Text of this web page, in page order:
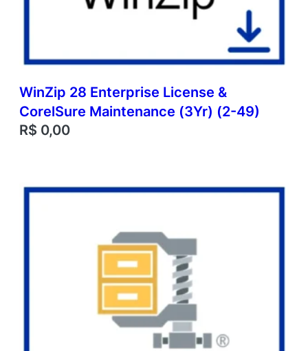
WinZip 28 Enterprise License &
CorelSure Maintenance (3Yr) (2-49)
R$ 0,00